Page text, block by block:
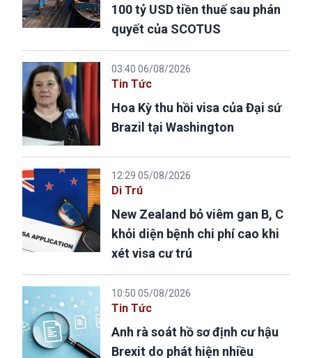
100 tỷ USD tiền thuế sau phán
quyết của SCOTUS
03:40 06/08/2026
Tin Tức
Hoa Kỳ thu hồi visa của Đại sứ
Brazil tại Washington
12:29 05/08/2026
Di Trú
New Zealand bỏ viêm gan B, C
khỏi diện bệnh chi phí cao khi
xét visa cư trú
10:50 05/08/2026
Tin Tức
Anh rà soát hồ sơ định cư hậu
Brexit do phát hiện nhiều